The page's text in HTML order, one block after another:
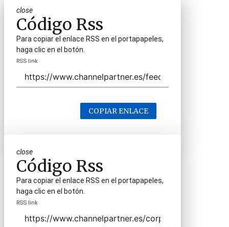
close
Código Rss
Para copiar el enlace RSS en el portapapeles,
haga clic en el botón.
RSS link
COPIAR ENLACE
close
Código Rss
Para copiar el enlace RSS en el portapapeles,
haga clic en el botón.
RSS link